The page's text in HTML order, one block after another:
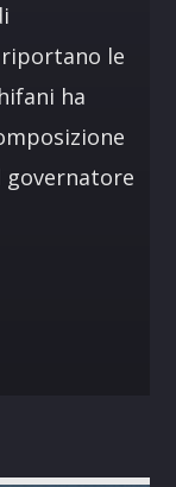
riportano le
ha
governatore